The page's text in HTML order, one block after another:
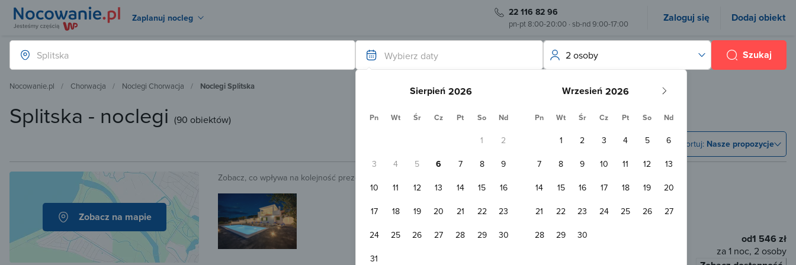
Zaplanuj nocleg 22 116 82 96
pn-pt 8:00-20:00 · sb-nd 9:00-17:00 Zaloguj się Dodaj obiekt
Wybierz daty
Sierpień Wrzesień
Pn Wt Śr Cz Pt So Nd Pn Wt Śr Cz Pt So Nd
1
2
3
4 5 6 7 8
9
10
11 12 13 14 15
16
17
18 19 20 21 22
23
24
25 26 27 28 29
30
31
1 2 3 4 5
6
7
8 9 10 11 12
13
14
15 16 17 18 19
20
21
22 23 24 25 26
27
28
29 30
2 osoby Szukaj
Nocowanie.pl Chorwacja Noclegi Chorwacja Noclegi Splitska
Splitska - noclegi (90 obiektów)
Sortuj: Nasze propozycje
Zobacz, co wpływa na kolejność prezentowanych obiektów.
Villa Nono Splitska
Domek 6-osobowy
od1 546 zł
za 1 noc, 2 osoby
Zobacz na mapie